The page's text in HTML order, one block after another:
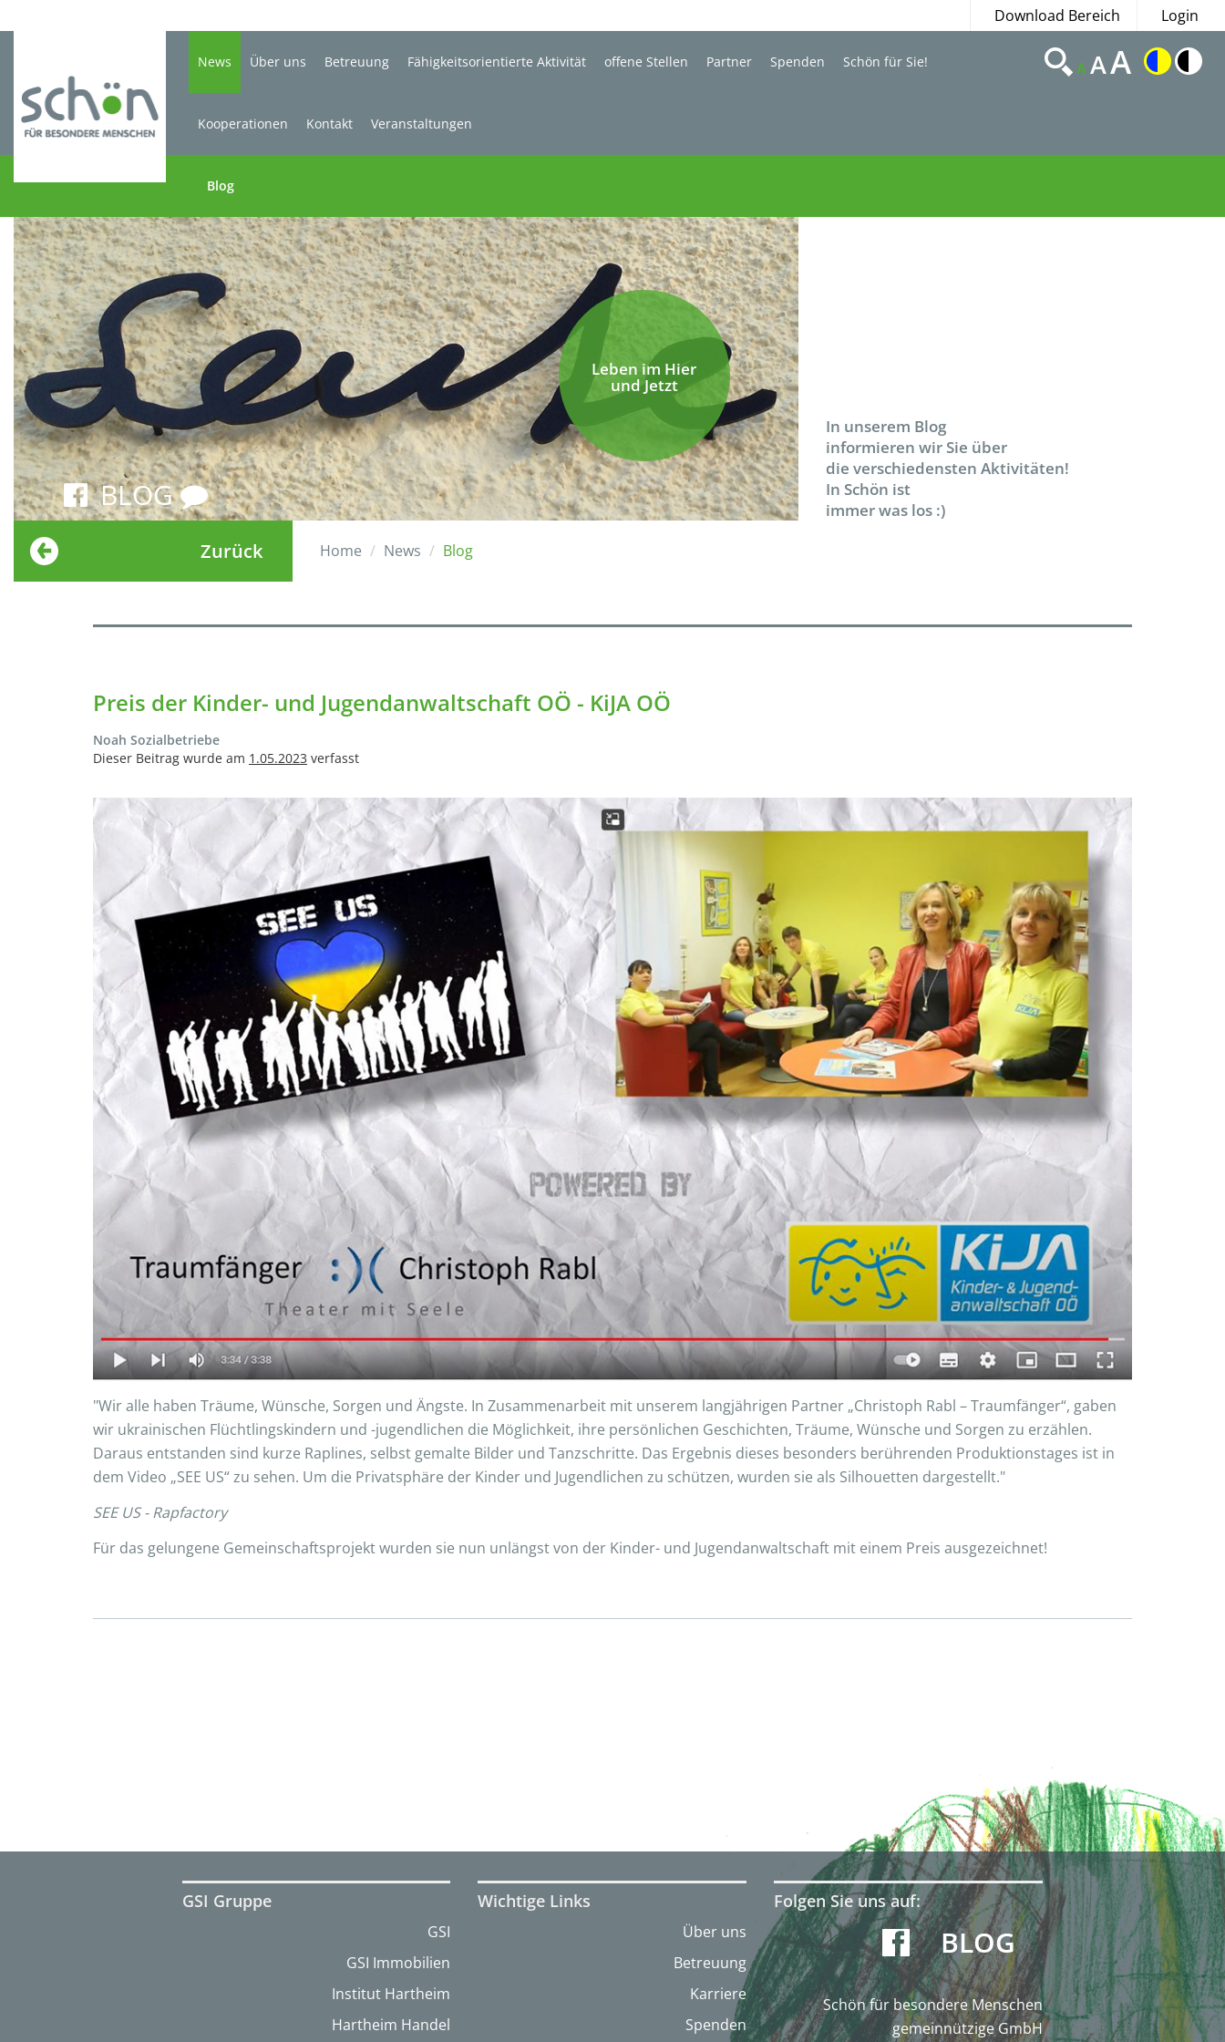
Download Bereich Login
News
Blog
Über uns Betreuung Fähigkeitsorientierte Aktivität offene Stellen Partner Spenden Schön für Sie!
Kooperationen Kontakt Veranstaltungen
AAA
Leben im Hier
und Jetzt
BLOG
In unserem Blog
informieren wir Sie über
die verschiedensten Aktivitäten!
In Schön ist
immer was los :)
Zurück Home News Blog
Preis der Kinder- und Jugendanwaltschaft OÖ - KiJA OÖ
Noah Sozialbetriebe
Dieser Beitrag wurde am 1.05.2023 verfasst
"Wir alle haben Träume, Wünsche, Sorgen und Ängste. In Zusammenarbeit mit unserem langjährigen Partner „Christoph Rabl – Traumfänger“, gaben
wir ukrainischen Flüchtlingskindern und -jugendlichen die Möglichkeit, ihre persönlichen Geschichten, Träume, Wünsche und Sorgen zu erzählen.
Daraus entstanden sind kurze Raplines, selbst gemalte Bilder und Tanzschritte. Das Ergebnis dieses besonders berührenden Produktionstages ist in
dem Video „SEE US“ zu sehen. Um die Privatsphäre der Kinder und Jugendlichen zu schützen, wurden sie als Silhouetten dargestellt."
SEE US - Rapfactory
Für das gelungene Gemeinschaftsprojekt wurden sie nun unlängst von der Kinder- und Jugendanwaltschaft mit einem Preis ausgezeichnet!
GSI Gruppe
GSI
GSI Immobilien
Institut Hartheim
Hartheim Handel
Wichtige Links
Über uns
Betreuung
Karriere
Spenden
Folgen Sie uns auf:
BLOG
Schön für besondere Menschen
gemeinnützige GmbH